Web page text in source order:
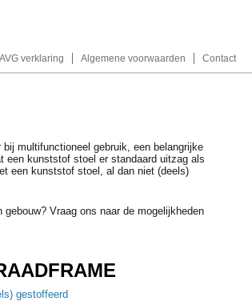
AVG verklaring Algemene voorwaarden Contact
multifunctioneel gebruik, een belangrijke
kunststof stoel er standaard uitzag als
een kunststof stoel, al dan niet (deels)
Vraag ons naar de mogelijkheden
gestoffeerd